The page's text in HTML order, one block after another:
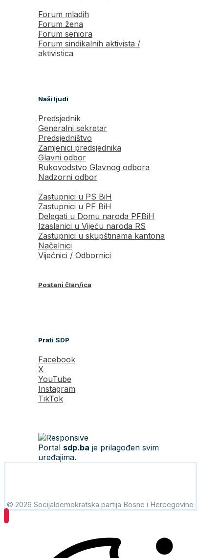
Forum mladih
Forum žena
Forum seniora
Forum sindikalnih aktivista /
aktivistica
Naši ljudi
Predsjednik
Generalni sekretar
Predsjedništvo
Zamjenici predsjednika
Glavni odbor
Rukovodstvo Glavnog odbora
Nadzorni odbor
Zastupnici u PS BiH
Zastupnici u PF BiH
Delegati u Domu naroda PFBiH
Izaslanici u Vijeću naroda RS
Zastupnici u skupštinama kantona
Načelnici
Vijećnici / Odbornici
Postani član/ica
Prati SDP
Facebook
X
YouTube
Instagram
TikTok
Portal sdp.ba je prilagođen svim
uređajima.
© 2026 Socijaldemokratska partija Bosne i Hercegovine